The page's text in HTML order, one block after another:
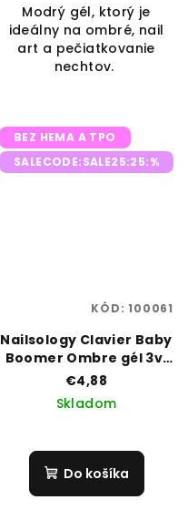
Modrý gél, ktorý je
ideálny na ombré, nail
art a pečiatkovanie
nechtov.
BEZ HEMA A TPO
SALECODE:SALE25:25:%
Nailsology Clavier Baby
Boomer Ombre gél 3v1
3g R03″ Raspberry”,
€4,88
Skladom
Do košíka
KÓD:100061